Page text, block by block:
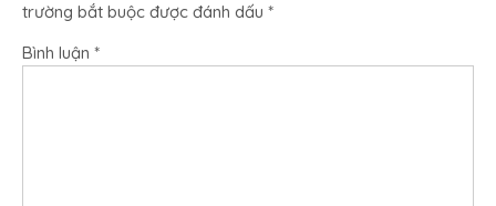
trường bắt buộc được đánh dấu *
Bình luận *